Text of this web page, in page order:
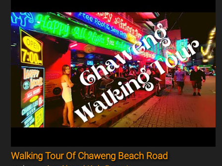
Walking Tour Of Chaweng Beach Road